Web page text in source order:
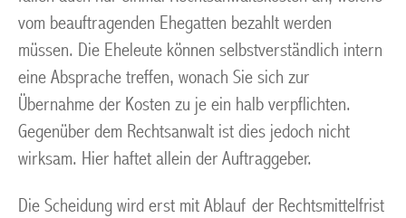
vom beauftragenden Ehegatten bezahlt werden
müssen. Die Eheleute können selbstverständlich intern
eine Absprache treffen, wonach Sie sich zur
Übernahme der Kosten zu je ein halb verpflichten.
Gegenüber dem Rechtsanwalt ist dies jedoch nicht
wirksam. Hier haftet allein der Auftraggeber.
Die Scheidung wird erst mit Ablauf der Rechtsmittelfrist